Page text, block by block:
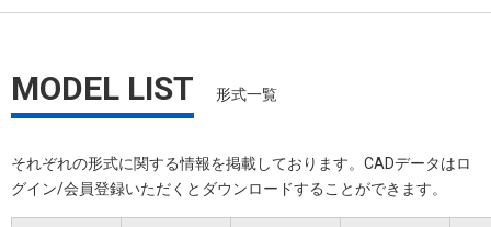
MODEL LIST 形式一覧
それぞれの形式に関する情報を掲載しております。​CADデータはロ
グイン/会員登録いただくと​ダウンロードすることができます。